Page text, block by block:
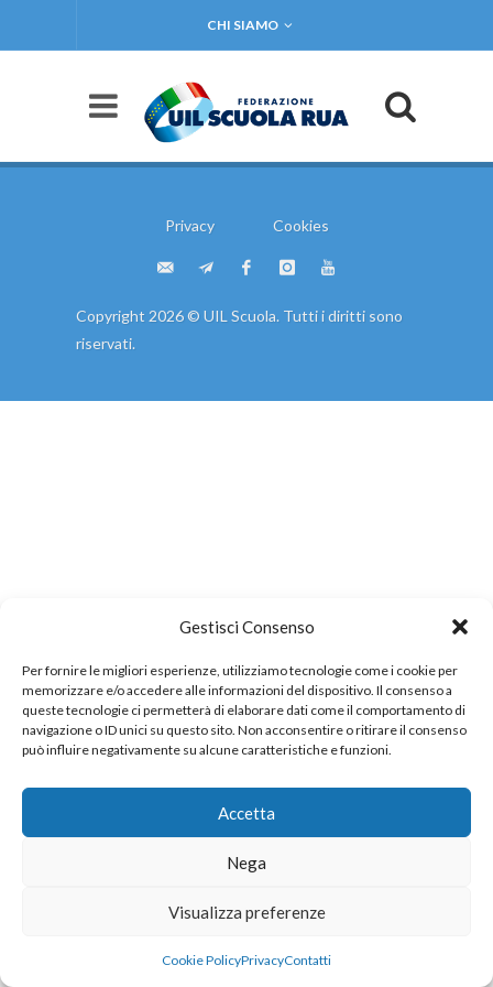
Gestisci Consenso
Per fornire le migliori esperienze, utilizziamo tecnologie come i cookie per
memorizzare e/o accedere alle informazioni del dispositivo. Il consenso a
queste tecnologie ci permetterà di elaborare dati come il comportamento di
navigazione o ID unici su questo sito. Non acconsentire o ritirare il consenso
può influire negativamente su alcune caratteristiche e funzioni.
Accetta
Nega
Visualizza preferenze
Cookie PolicyPrivacyContatti
CHI SIAMO
Privacy Cookies
Copyright 2026 © UIL Scuola. Tutti i diritti sono
riservati.